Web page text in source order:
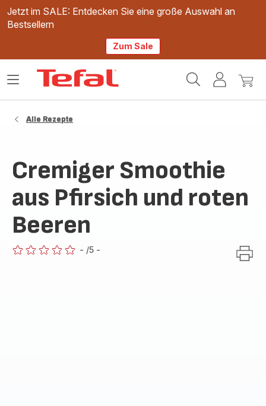
Jetzt im SALE: Entdecken Sie eine große Auswahl an
Bestsellern
Zum Sale
Mein
Mein
Das
Alle Rezepte
Cremiger Smoothie
aus Pfirsich und roten
Beeren
- /5 -